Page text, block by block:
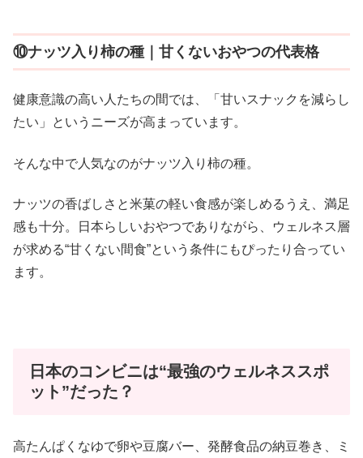
⑩ナッツ入り柿の種｜甘くないおやつの代表格
健康意識の高い人たちの間では、「甘いスナックを減らし
たい」というニーズが高まっています。
そんな中で人気なのがナッツ入り柿の種。
ナッツの香ばしさと米菓の軽い食感が楽しめるうえ、満足
感も十分。日本らしいおやつでありながら、ウェルネス層
が求める“甘くない間食”という条件にもぴったり合ってい
ます。
日本のコンビニは“最強のウェルネススポ
ット”だった？
高たんぱくなゆで卵や豆腐バー、発酵食品の納豆巻き、ミ